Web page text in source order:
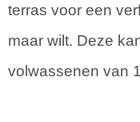
terras voor een
maar wilt. Deze
volwassenen van